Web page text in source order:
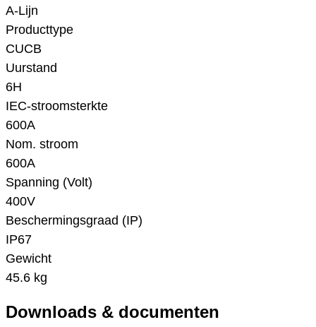
A-Lijn
Producttype
CUCB
Uurstand
6H
IEC-stroomsterkte
600A
Nom. stroom
600A
Spanning (Volt)
400V
Beschermingsgraad (IP)
IP67
Gewicht
45.6 kg
Downloads & documenten